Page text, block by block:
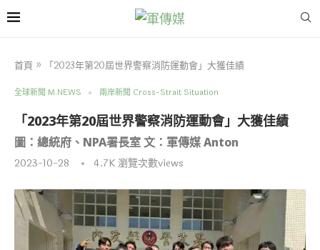
首頁 » 「2023年第20屆世界警察消防運動會」大獲佳績
全球新聞 M.NEWS 兩岸新聞 Cross-Strait Situation
「2023年第20屆世界警察消防運動會」大獲佳績
圖：總統府、NPA署長室 文：軍傳媒 Anton
2023-10-28 4.7K瀏覽次數views